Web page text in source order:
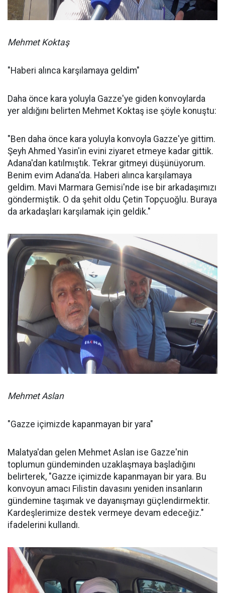
Mehmet Koktaş
"Haberi alınca karşılamaya geldim"
Daha önce kara yoluyla Gazze'ye giden konvoylarda
yer aldığını belirten Mehmet Koktaş ise şöyle konuştu:
"Ben daha önce kara yoluyla konvoyla Gazze'ye gittim.
Şeyh Ahmed Yasin'in evini ziyaret etmeye kadar gittik.
Adana'dan katılmıştık. Tekrar gitmeyi düşünüyorum.
Benim evim Adana'da. Haberi alınca karşılamaya
geldim. Mavi Marmara Gemisi'nde ise bir arkadaşımızı
göndermiştik. O da şehit oldu Çetin Topçuoğlu. Buraya
da arkadaşları karşılamak için geldik."
Mehmet Aslan
"Gazze içimizde kapanmayan bir yara"
Malatya'dan gelen Mehmet Aslan ise Gazze'nin
toplumun gündeminden uzaklaşmaya başladığını
belirterek, "Gazze içimizde kapanmayan bir yara. Bu
konvoyun amacı Filistin davasını yeniden insanların
gündemine taşımak ve dayanışmayı güçlendirmektir.
Kardeşlerimize destek vermeye devam edeceğiz."
ifadelerini kullandı.